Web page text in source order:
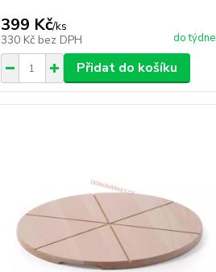
399 Kč/ks
330 Kč bez DPH do týdne
Přidat do košíku